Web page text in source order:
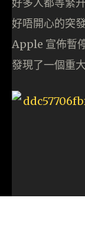
好多人都等緊
好唔開心的突
Apple 宣佈暫
發現了一個重